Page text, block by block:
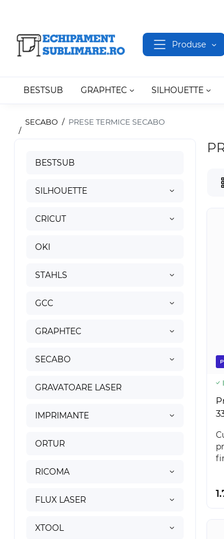
Produse
BESTSUB GRAPHTEC SILHOUETTE
SECABO PRESE TERMICE SECABO
BESTSUB
SILHOUETTE
CRICUT
OKI
STAHLS
GCC
GRAPHTEC
SECABO
GRAVATOARE LASER
IMPRIMANTE
ORTUR
RICOMA
FLUX LASER
XTOOL